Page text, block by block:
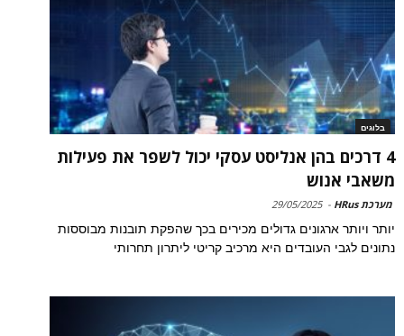
בלוגים
4 דרכים בהן אנליסט עסקי יכול לשפר את פעילות
משאבי אנוש
מערכת HRus -
29/05/2025
יותר ויותר ארגונים גדולים מכירים בכך שהפקת תובנות מבוססות
נתונים לגבי העובדים היא מרכיב קריטי ליתרון תחרותי